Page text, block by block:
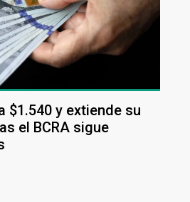
$1.540 y extiende su
el BCRA sigue